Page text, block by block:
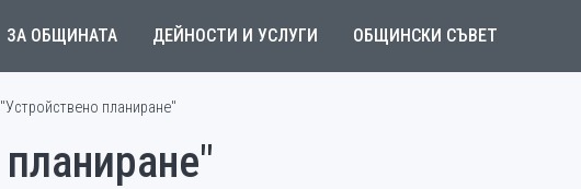
ЗА ОБЩИНАТА ДЕЙНОСТИ И УСЛУГИ ОБЩИНСКИ СЪВЕТ
планиране"